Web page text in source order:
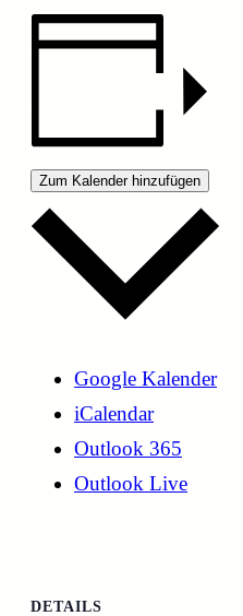
Zum Kalender hinzufügen
Google Kalender
iCalendar
Outlook 365
Outlook Live
DETAILS